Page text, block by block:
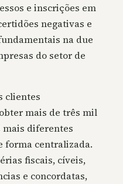
e inscrições em
negativas e
na due
do setor de
clientes
mais de três mil
diferentes
forma centralizada.
fiscais, cíveis,
e concordatas,